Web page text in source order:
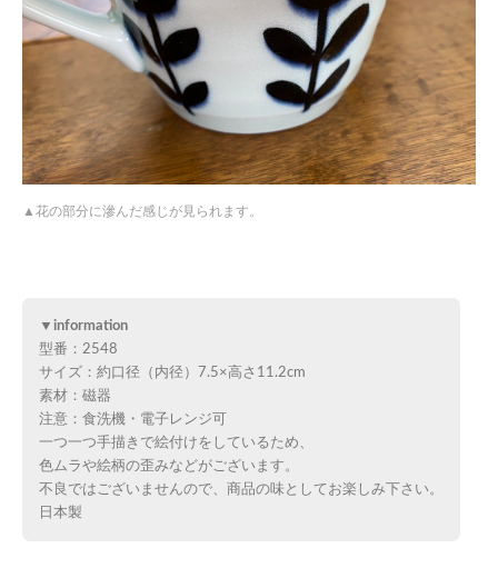
花の部分に滲んだ感じが見られます。
▼information
型番：2548
サイズ：約口径（内径）7.5×高さ11.2cm
素材：磁器
注意：食洗機・電子レンジ可
一つ一つ手描きで絵付けをしているため、
色ムラや絵柄の歪みなどがございます。
不良ではございませんので、商品の味としてお楽しみ下さい。
日本製